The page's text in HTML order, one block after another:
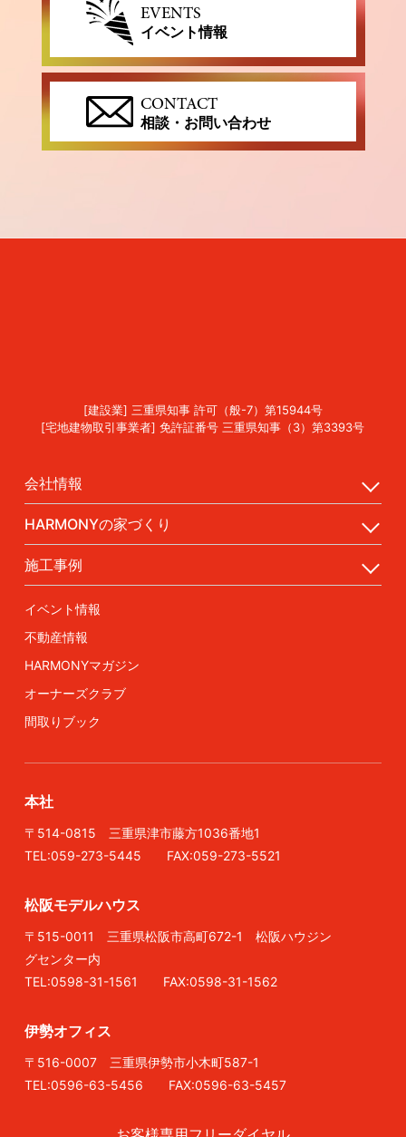
EVENTS
イベント情報
CONTACT
相談・お問い合わせ
HARMONYの家づくり
施工事例
イベント情報
不動産情報
HARMONYマガジン
オーナーズクラブ
間取りブック
本社
〒514-0815 三重県津市藤方1036番地1
〒515-0011 三重県松阪市高町672-1 松阪ハウジン
TEL:0598-31-1561 FAX:0598-31-1562
〒516-0007 三重県伊勢市小木町587-1